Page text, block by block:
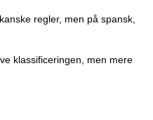
regler, men på spansk,
klassificeringen, men mere